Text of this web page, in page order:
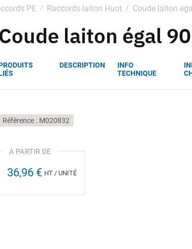
PE Raccords laiton Huot Coude laiton
Coude laiton égal
DESCRIPTION
INFO
TECHNIQUE
Référence M020832
36,96 € HT / UNITÉ